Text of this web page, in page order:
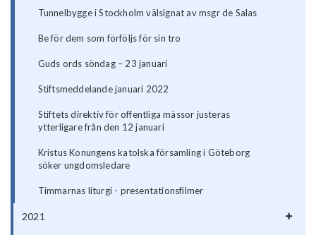
Tunnelbygge i Stockholm välsignat av msgr de Salas
Be för dem som förföljs för sin tro
Guds ords söndag – 23 januari
Stiftsmeddelande januari 2022
Stiftets direktiv för offentliga mässor justeras
ytterligare från den 12 januari
Kristus Konungens katolska församling i Göteborg
söker ungdomsledare
Timmarnas liturgi - presentationsfilmer
2021